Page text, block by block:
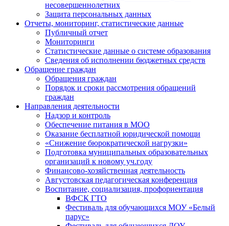
несовершеннолетних
Защита персональных данных
Отчеты, мониторинг, статистические данные
Публичный отчет
Мониторинги
Статистические данные о системе образования
Сведения об исполнении бюджетных средств
Обращение граждан
Обращения граждан
Порядок и сроки рассмотрения обращений
граждан
Направления деятельности
Надзор и контроль
Обеспечение питания в МОО
Оказание бесплатной юридической помощи
«Снижение бюрократической нагрузки»
Подготовка муниципальных образовательных
организаций к новому уч.году
Финансово-хозяйственная деятельность
Августовская педагогическая конференция
Воспитание, социализация, профориентация
ВФСК ГТО
Фестиваль для обучающихся МОУ «Белый
парус»